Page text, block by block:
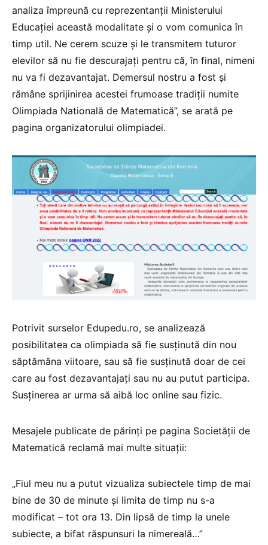
analiza împreună cu reprezentanții Ministerului
Educației această modalitate și o vom comunica în
timp util. Ne cerem scuze și le transmitem tuturor
elevilor să nu fie descurajați pentru că, în final, nimeni
nu va fi dezavantajat. Demersul nostru a fost și
rămâne sprijinirea acestei frumoase tradiții numite
Olimpiada Natională de Matematică”, se arată pe
pagina organizatorului olimpiadei.
Potrivit surselor Edupedu.ro, se analizează
posibilitatea ca olimpiada să fie susținută din nou
săptămâna viitoare, sau să fie susținută doar de cei
care au fost dezavantajați sau nu au putut participa.
Susținerea ar urma să aibă loc online sau fizic.
Mesajele publicate de părinți pe pagina Societății de
Matematică reclamă mai multe situații:
„Fiul meu nu a putut vizualiza subiectele timp de mai
bine de 30 de minute și limita de timp nu s-a
modificat – tot ora 13. Din lipsă de timp la unele
subiecte, a bifat răspunsuri la nimereală…”